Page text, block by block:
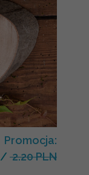
Promocja:
/ 2.20 PLN